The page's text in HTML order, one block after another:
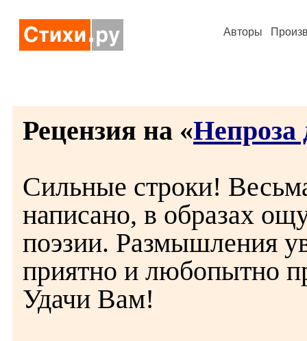
Авторы
Рецензия на «Непроза
Сильные строки!
написано, в образах
поэзии. Размышления
приятно и любопытно
Удачи Вам!